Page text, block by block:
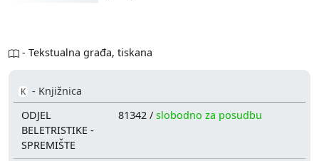
- Tekstualna građa, tiskana
K - Knjižnica
ODJEL
BELETRISTIKE -
SPREMIŠTE
81342 /slobodno za posudbu